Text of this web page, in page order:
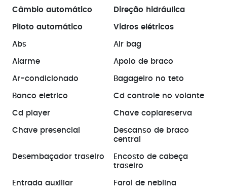
Câmbio automático Direção hidráulica
Piloto automático Vidros elétricos
Abs Air bag
Alarme Apoio de braco
Ar-condicionado Bagageiro no teto
Banco eletrico Cd controle no volante
Cd player Chave copiareserva
Chave presencial
Descanso de braco
central
Desembaçador traseiro
Encosto de cabeça
traseiro
Entrada auxiliar Farol de neblina